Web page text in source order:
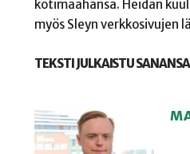
kotimaahansa. Heidän
myös Sleyn verkkosivujen
TEKSTI JULKAISTU